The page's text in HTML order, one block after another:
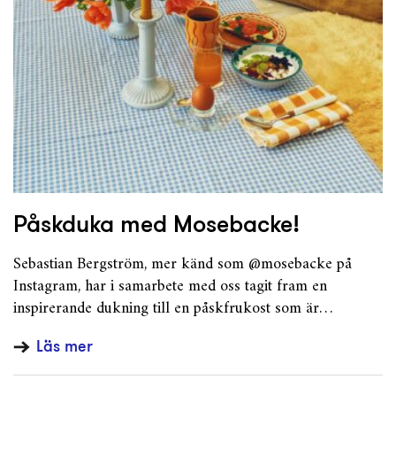
Påskduka med Mosebacke!
Sebastian Bergström, mer känd som @mosebacke på
Instagram, har i samarbete med oss tagit fram en
inspirerande dukning till en påskfrukost som är…
Läs mer